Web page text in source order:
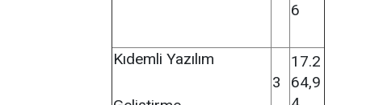
6
Kıdemli Yazılım
3
17.2
64,9